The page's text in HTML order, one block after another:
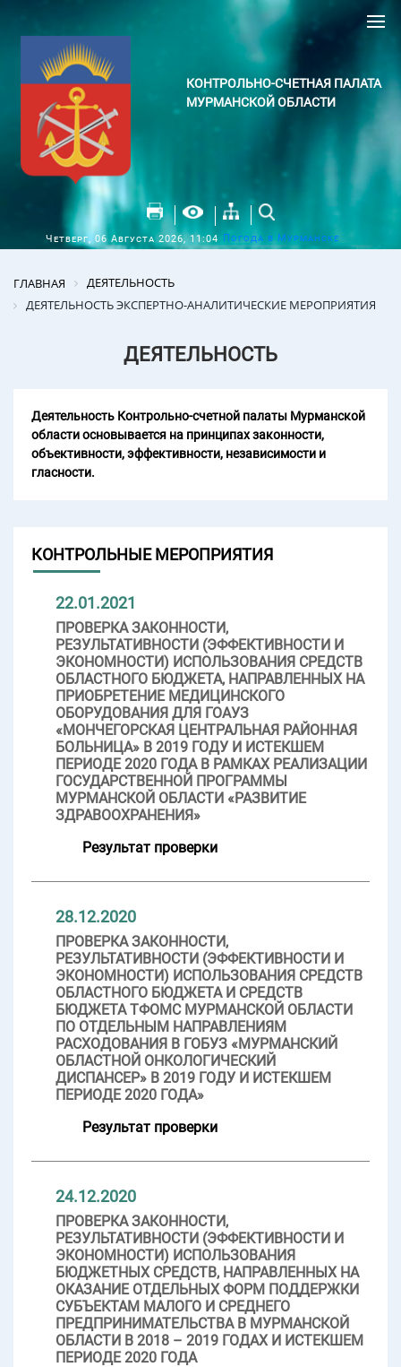
КОНТРОЛЬНО-СЧЕТНАЯ ПАЛАТА
МУРМАНСКОЙ ОБЛАСТИ
Четверг, 06 Августа 2026, 11:04 Погода в Мурманске
ГЛАВНАЯ
ДЕЯТЕЛЬНОСТЬ
ДЕЯТЕЛЬНОСТЬ ЭКСПЕРТНО-АНАЛИТИЧЕСКИЕ МЕРОПРИЯТИЯ
ДЕЯТЕЛЬНОСТЬ
Деятельность Контрольно-счетной палаты Мурманской
области основывается на принципах законности,
объективности, эффективности, независимости и
гласности.
КОНТРОЛЬНЫЕ МЕРОПРИЯТИЯ
22.01.2021
ПРОВЕРКА ЗАКОННОСТИ,
РЕЗУЛЬТАТИВНОСТИ (ЭФФЕКТИВНОСТИ И
ЭКОНОМНОСТИ) ИСПОЛЬЗОВАНИЯ СРЕДСТВ
ОБЛАСТНОГО БЮДЖЕТА, НАПРАВЛЕННЫХ НА
ПРИОБРЕТЕНИЕ МЕДИЦИНСКОГО
ОБОРУДОВАНИЯ ДЛЯ ГОАУЗ
«МОНЧЕГОРСКАЯ ЦЕНТРАЛЬНАЯ РАЙОННАЯ
БОЛЬНИЦА» В 2019 ГОДУ И ИСТЕКШЕМ
ПЕРИОДЕ 2020 ГОДА В РАМКАХ РЕАЛИЗАЦИИ
ГОСУДАРСТВЕННОЙ ПРОГРАММЫ
МУРМАНСКОЙ ОБЛАСТИ «РАЗВИТИЕ
ЗДРАВООХРАНЕНИЯ»
Результат проверки
28.12.2020
ПРОВЕРКА ЗАКОННОСТИ,
РЕЗУЛЬТАТИВНОСТИ (ЭФФЕКТИВНОСТИ И
ЭКОНОМНОСТИ) ИСПОЛЬЗОВАНИЯ СРЕДСТВ
ОБЛАСТНОГО БЮДЖЕТА И СРЕДСТВ
БЮДЖЕТА ТФОМС МУРМАНСКОЙ ОБЛАСТИ
ПО ОТДЕЛЬНЫМ НАПРАВЛЕНИЯМ
РАСХОДОВАНИЯ В ГОБУЗ «МУРМАНСКИЙ
ОБЛАСТНОЙ ОНКОЛОГИЧЕСКИЙ
ДИСПАНСЕР» В 2019 ГОДУ И ИСТЕКШЕМ
ПЕРИОДЕ 2020 ГОДА»
Результат проверки
24.12.2020
ПРОВЕРКА ЗАКОННОСТИ,
РЕЗУЛЬТАТИВНОСТИ (ЭФФЕКТИВНОСТИ И
ЭКОНОМНОСТИ) ИСПОЛЬЗОВАНИЯ
БЮДЖЕТНЫХ СРЕДСТВ, НАПРАВЛЕННЫХ НА
ОКАЗАНИЕ ОТДЕЛЬНЫХ ФОРМ ПОДДЕРЖКИ
СУБЪЕКТАМ МАЛОГО И СРЕДНЕГО
ПРЕДПРИНИМАТЕЛЬСТВА В МУРМАНСКОЙ
ОБЛАСТИ В 2018 – 2019 ГОДАХ И ИСТЕКШЕМ
ПЕРИОДЕ 2020 ГОДА